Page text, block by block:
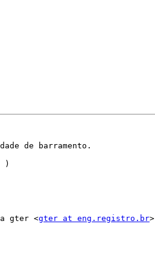
de barramento.
)
gter <gter at eng.registro.br>